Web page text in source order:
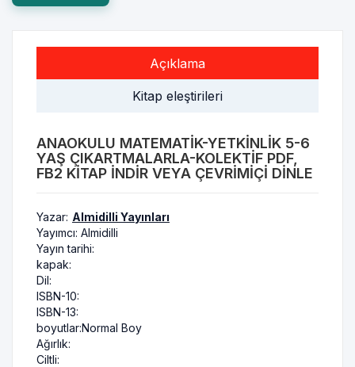
Açıklama
Kitap eleştirileri
ANAOKULU MATEMATIK-YETKINLIK 5-6
YAŞ ÇIKARTMALARLA-KOLEKTIF PDF,
FB2 KITAP INDIR VEYA ÇEVRIMIÇI DINLE
Yazar: Almidilli Yayınları
Yayımcı: Almidilli
Yayın tarihi:
kapak:
Dil:
ISBN-10:
ISBN-13:
boyutlar:Normal Boy
Ağırlık:
Ciltli: